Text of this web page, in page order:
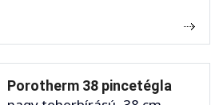
Porotherm 38 pincetégla